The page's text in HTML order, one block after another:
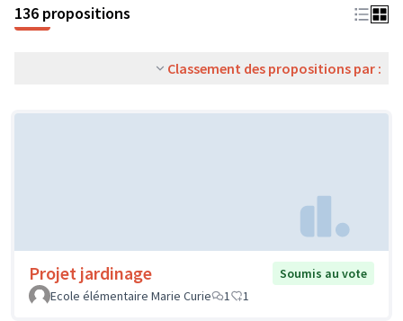
136 propositions
Classement des propositions par :
Projet jardinage
Soumis au vote
Ecole élémentaire Marie Curie
1 1